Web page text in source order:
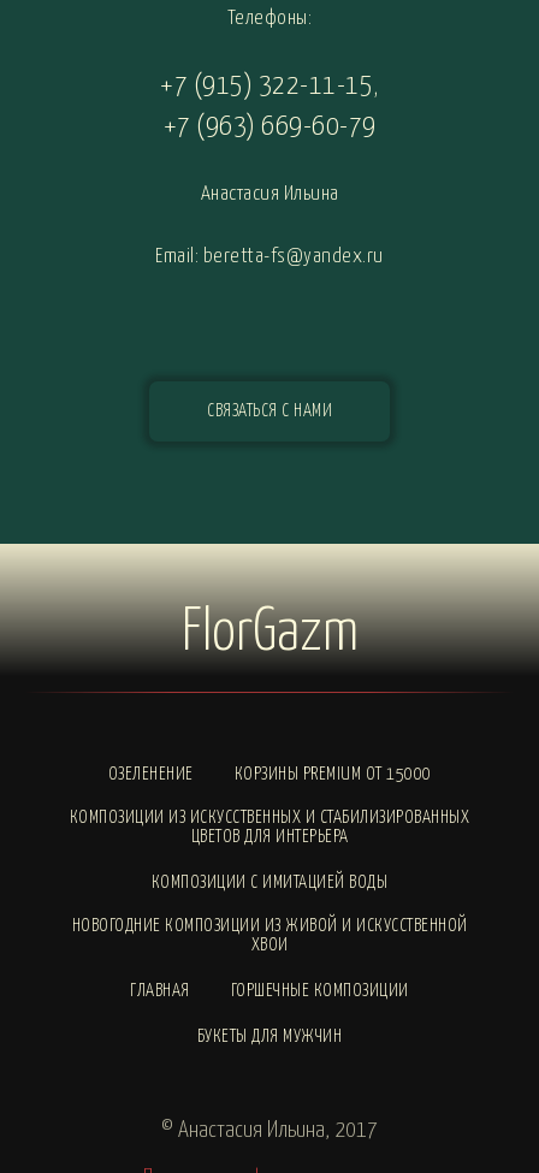
Телефоны:
+7 (915) 322-11-15,
+7 (963) 669-60-79
Анастасия Ильина
Email: beretta-fs@yandex.ru
СВЯЗАТЬСЯ С НАМИ
FlorGazm
ОЗЕЛЕНЕНИЕ КОРЗИНЫ PREMIUM ОТ 15000
КОМПОЗИЦИИ ИЗ ИСКУССТВЕННЫХ И СТАБИЛИЗИРОВАННЫХ
ЦВЕТОВ ДЛЯ ИНТЕРЬЕРА
КОМПОЗИЦИИ С ИМИТАЦИЕЙ ВОДЫ
НОВОГОДНИЕ КОМПОЗИЦИИ ИЗ ЖИВОЙ И ИСКУССТВЕННОЙ
ХВОИ
ГЛАВНАЯ ГОРШЕЧНЫЕ КОМПОЗИЦИИ
БУКЕТЫ ДЛЯ МУЖЧИН
© Анастасия Ильина, 2017